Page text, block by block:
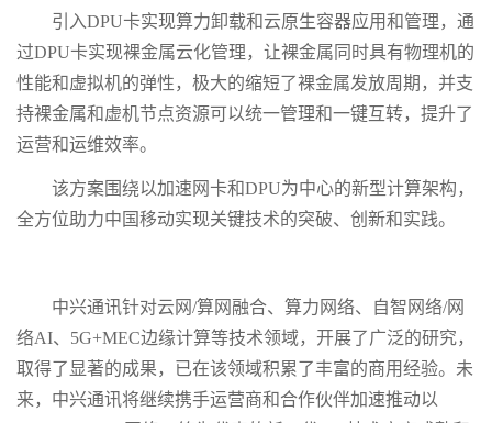
引入DPU卡实现算力卸载和云原生容器应用和管理，通
过DPU卡实现裸金属云化管理，让裸金属同时具有物理机的
性能和虚拟机的弹性，极大的缩短了裸金属发放周期，并支
持裸金属和虚机节点资源可以统一管理和一键互转，提升了
运营和运维效率。
该方案围绕以加速网卡和DPU为中心的新型计算架构，
全方位助力中国移动实现关键技术的突破、创新和实践。
中兴通讯针对云网/算网融合、算力网络、自智网络/网
络AI、5G+MEC边缘计算等技术领域，开展了广泛的研究，
取得了显著的成果，已在该领域积累了丰富的商用经验。未
来，中兴通讯将继续携手运营商和合作伙伴加速推动以